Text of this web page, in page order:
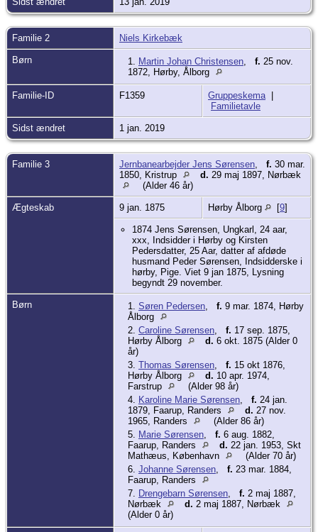
Ved FT 1880 var Martin i pleje hos en
3. barn: Søren Pedersen. Ugift Kirsten
Pedersen (25 Aar gl) hos Moderen Peder
Sørensens Enke i Hørby. Som
Barnefader udlagdes Ungkarl Jens
(Andersen)(rettet til) Christian Sørensen i
Hobro. Moderen (Kirsten) tjente på
Rosendal.
Familie 2 Niels Kirkebæk
Børn 1. Martin Johan Christensen, f. 25 nov.
1872, Hørby, Ålborg
Familie-ID F1359 Gruppeskema|
Familietavle
Sidst ændret 1 jan. 2019
Familie 3 Jernbanearbejder Jens Sørensen, f. 30 mar.
1850, Kristrup
d. 29 maj 1897, Nørbæk
(Alder 46 år)
Ægteskab 9 jan. 1875 Hørby Ålborg [9]
1874 Jens Sørensen, Ungkarl, 24 aar,
xxx, Indsidder i Hørby og Kirsten
Pedersdatter, 25 Aar, datter af afdøde
husmand Peder Sørensen, Indsidderske i
hørby, Pige. Viet 9 jan 1875, Lysning
begyndt 29 november.
Børn 1. Søren Pedersen, f. 9 mar. 1874, Hørby
Ålborg
2. Caroline Sørensen, f. 17 sep. 1875,
Hørby Ålborg
d. 6 okt. 1875 (Alder 0
år)
3. Thomas Sørensen, f. 15 okt 1876,
Hørby Ålborg
d. 10 apr. 1974,
Farstrup
(Alder 98 år)
4. Karoline Marie Sørensen, f. 24 jan.
1879, Faarup, Randers
d. 27 nov.
1965, Randers
(Alder 86 år)
5. Marie Sørensen, f. 6 aug. 1882,
Faarup, Randers
d. 22 jan. 1953, Skt
Mathæus, København
(Alder 70 år)
6. Johanne Sørensen, f. 23 mar. 1884,
Faarup, Randers
7. Drengebarn Sørensen, f. 2 maj 1887,
Nørbæk
d. 2 maj 1887, Nørbæk
(Alder 0 år)